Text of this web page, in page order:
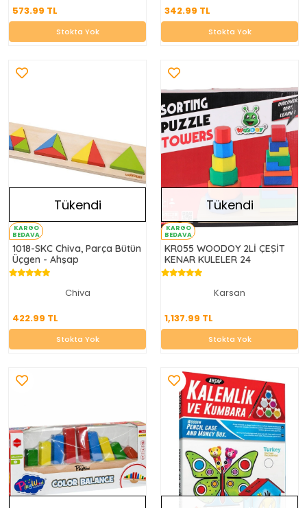
573.99 TL
Stokta Yok
342.99 TL
Stokta Yok
KARGO
BEDAVA
Tükendi
1018-SKC Chiva, Parça Bütün
Üçgen - Ahşap
Chiva
422.99 TL
422.99 TL
Stokta Yok
KARGO
BEDAVA
Tükendi
KR055 WOODOY 2Lİ ÇEŞİT
KENAR KULELER 24
Karsan
1,137.99 TL
1,137.99 TL
Stokta Yok